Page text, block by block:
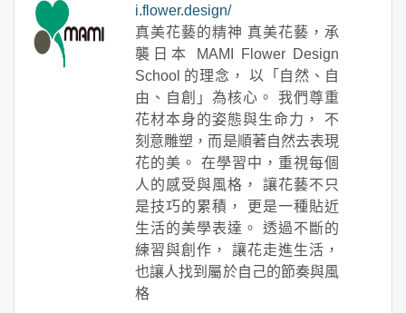
i.flower.design/
真美花藝的精神 真美花藝，承
襲日本 MAMI Flower Design
School 的理念， 以「自然、自
由、自創」為核心。 我們尊重
花材本身的姿態與生命力， 不
刻意雕塑，而是順著自然去表現
花的美。 在學習中，重視每個
人的感受與風格， 讓花藝不只
是技巧的累積， 更是一種貼近
生活的美學表達。 透過不斷的
練習與創作， 讓花走進生活，
也讓人找到屬於自己的節奏與風
格